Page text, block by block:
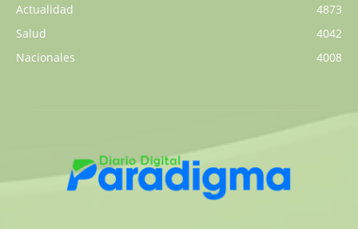
Actualidad
4873
Salud
4042
Nacionales
4008